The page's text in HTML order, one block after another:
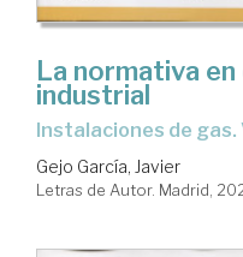
La normativa
industrial
instalaciones de gas.
Gejo García, Javier
Letras de Autor. Madrid,